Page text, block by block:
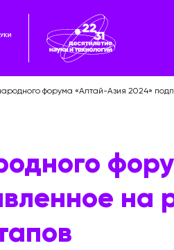
форума «Алтай-Азия 2024»
на